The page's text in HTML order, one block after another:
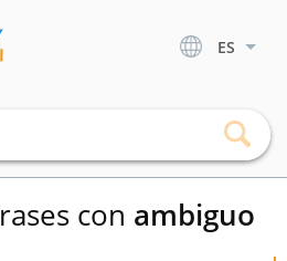
ES
con ambiguo